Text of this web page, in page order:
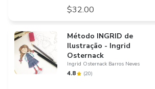
$32.00
Método INGRID de
Ilustração - Ingrid
Osternack
Ingrid Osternack Barros Neves
4.8 (20)